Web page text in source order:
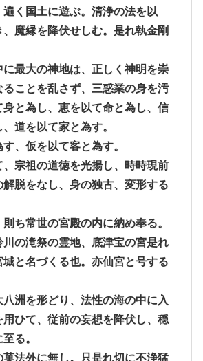
く国土に遊ぶ。清浄の法を以
魔縁を降伏せしむ。是れ執金剛
に最大の神地は、正しく神明を崇
ことを乱さず、三惑業の身を汚
身と為し、恵を以て命と為し、信
道を以て家と為す。
、仮を以て客と為す。
宗祖の道徳を光揚し、時時現前
脱をなし、身の独古、変形する
則ち常世の宮殿の内に納め奉る。
の滝祭の霊地、底津宝の宮是れ
と名づくる也。亦仙宮と号する
洲を形どり、法性の海の中に入
用ひて、従前の妄想を降伏し、穏
る。
法外に無し。只是れ切に不浄猛